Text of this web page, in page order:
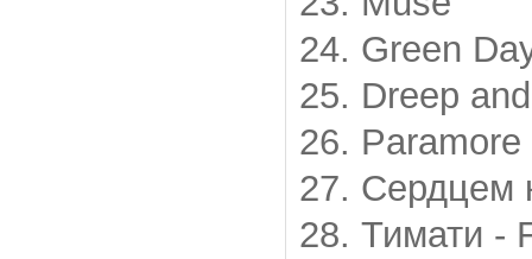
24. Green
25. Dreep
26.
27. Сердцем
28. Тимати -